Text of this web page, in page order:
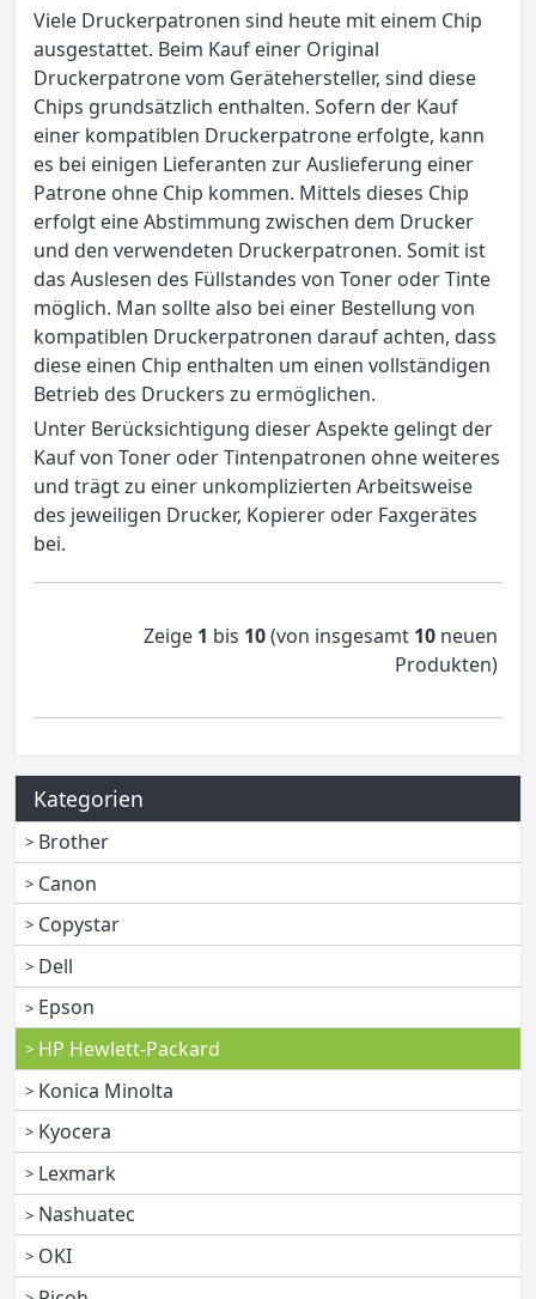
Viele Druckerpatronen sind heute mit einem Chip
ausgestattet. Beim Kauf einer Original
Druckerpatrone vom Gerätehersteller, sind diese
Chips grundsätzlich enthalten. Sofern der Kauf
einer kompatiblen Druckerpatrone erfolgte, kann
es bei einigen Lieferanten zur Auslieferung einer
Patrone ohne Chip kommen. Mittels dieses Chip
erfolgt eine Abstimmung zwischen dem Drucker
und den verwendeten Druckerpatronen. Somit ist
das Auslesen des Füllstandes von Toner oder Tinte
möglich. Man sollte also bei einer Bestellung von
kompatiblen Druckerpatronen darauf achten, dass
diese einen Chip enthalten um einen vollständigen
Betrieb des Druckers zu ermöglichen.
Unter Berücksichtigung dieser Aspekte gelingt der
Kauf von Toner oder Tintenpatronen ohne weiteres
und trägt zu einer unkomplizierten Arbeitsweise
des jeweiligen Drucker, Kopierer oder Faxgerätes
bei.
Zeige 1 bis 10(von insgesamt 10 neuen
Produkten)
Kategorien
Brother
Canon
Copystar
Dell
Epson
HP Hewlett-Packard
Konica Minolta
Kyocera
Lexmark
Nashuatec
OKI